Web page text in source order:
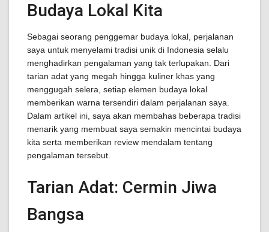
Budaya Lokal Kita
Sebagai seorang penggemar budaya lokal, perjalanan
saya untuk menyelami tradisi unik di Indonesia selalu
menghadirkan pengalaman yang tak terlupakan. Dari
tarian adat yang megah hingga kuliner khas yang
menggugah selera, setiap elemen budaya lokal
memberikan warna tersendiri dalam perjalanan saya.
Dalam artikel ini, saya akan membahas beberapa tradisi
menarik yang membuat saya semakin mencintai budaya
kita serta memberikan review mendalam tentang
pengalaman tersebut.
Tarian Adat: Cermin Jiwa
Bangsa